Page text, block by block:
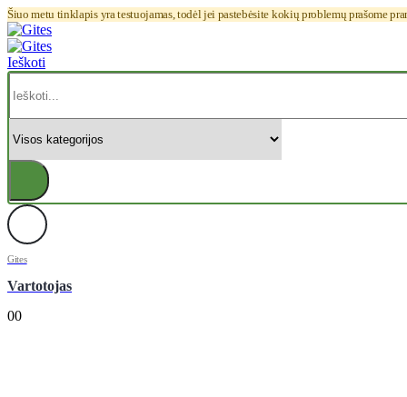
Šiuo metu tinklapis yra testuojamas, todėl jei pastebėsite kokių problemų prašome
Ieškoti
Gites
Vartotojas
00